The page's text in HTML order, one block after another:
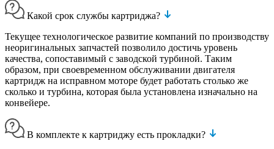
Какой срок службы картриджа?
Текущее технологическое развитие компаний по производству
неоригинальных запчастей позволило достичь уровень
качества, сопоставимый с заводской турбиной. Таким
образом, при своевременном обслуживании двигателя
картридж на исправном моторе будет работать столько же
сколько и турбина, которая была установлена изначально на
конвейере.
В комплекте к картриджу есть прокладки?